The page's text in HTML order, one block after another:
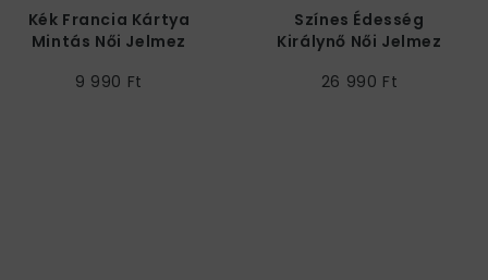
Kék Francia Kártya
Mintás Női Jelmez
9 990 Ft
Színes Édesség
Királynő Női Jelmez
26 990 Ft